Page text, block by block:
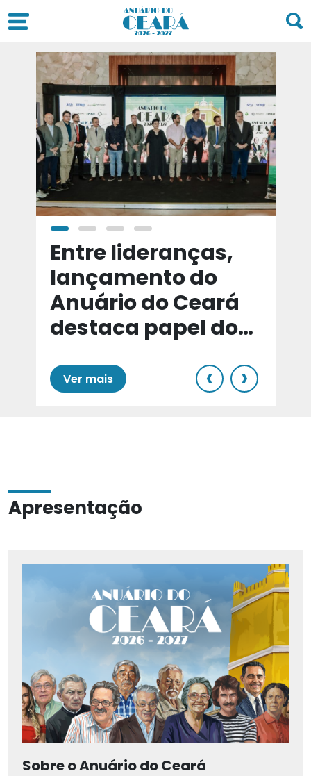
Entre lideranças,
lançamento do
Anuário do Ceará
destaca papel do
Ver mais ‹ ›
Apresentação
Sobre o Anuário do Ceará